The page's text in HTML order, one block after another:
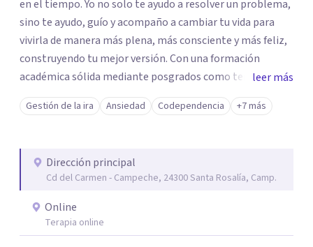
en el tiempo. Yo no solo te ayudo a resolver un problema,
sino te ayudo, guío y acompaño a cambiar tu vida para
vivirla de manera más plena, más consciente y más feliz,
construyendo tu mejor versión. Con una formación
académica sólida mediante posgrados como terapeuta
breve, familiar e infantil, así como con respaldo
profesional y experiencia clínica de más de 26 años y
auténtica y comunicación clara y directa para darte
seguridad emocional y una dirección firme de tu proceso
de cambio.
leer más
Gestión de la ira Ansiedad Codependencia +7 más
Dirección principal
Cd del Carmen - Campeche, 24300 Santa Rosalía, Camp.
Online
Terapia online